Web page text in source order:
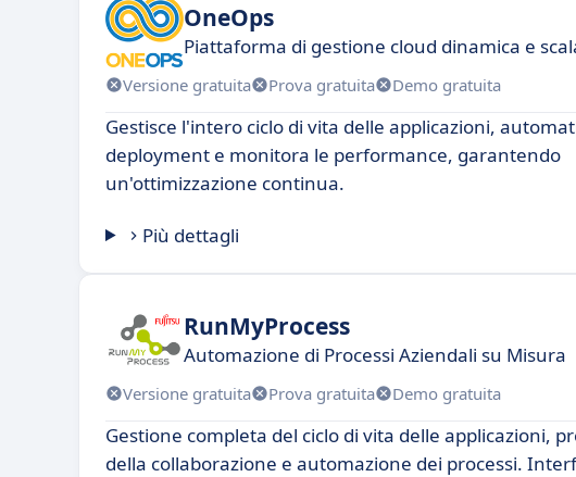
OneOps
Piattaforma di gestione cloud dinamica e
Versione gratuita Prova gratuita Demo gratuita
Gestisce l'intero ciclo di vita delle applicazioni,
deployment e monitora le performance, garantendo
un'ottimizzazione continua.
Più dettagli
RunMyProcess
Automazione di Processi Aziendali su Misura
Versione gratuita Prova gratuita Demo gratuita
Gestione completa del ciclo di vita delle applicazioni,
della collaborazione e automazione dei processi.